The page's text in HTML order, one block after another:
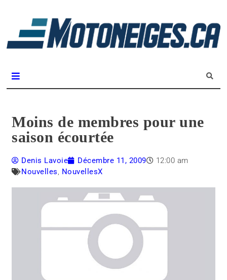
Moins de membres pour une
saison écourtée
Denis Lavoie Décembre 11, 2009
12:00 am
Nouvelles, NouvellesX